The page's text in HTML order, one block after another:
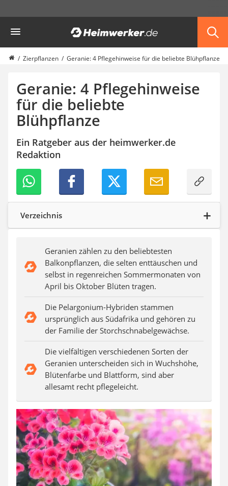
Garten
Akku-Laubsauger
Faltpavillon
Solar-Lichterkette außen
Teleskopleiter
Ameisengift
Pavillon
Sichtschutzstreifen
Akku-Laubbläser
Koifutter
Kassettenmarkise
Bosch-Heckenschere
Stihl-Laubbläser
Minidumper
Zierpflanzen Geranie: 4 Pflegehinweise für die beliebte Blühpflanze
Geranie: 4 Pflegehinweise
für die beliebte
Blühpflanze
Ein Ratgeber aus der heimwerker.de
Redaktion
Verzeichnis
Geranien zählen zu den beliebtesten
Balkonpflanzen, die selten enttäuschen und
selbst in regenreichen Sommermonaten von
April bis Oktober Blüten tragen.
Die Pelargonium-Hybriden stammen
ursprünglich aus Südafrika und gehören zu
der Familie der Storchschnabelgewächse.
Die vielfältigen verschiedenen Sorten der
Geranien unterscheiden sich in Wuchshöhe,
Blütenfarbe und Blattform, sind aber
allesamt recht pflegeleicht.